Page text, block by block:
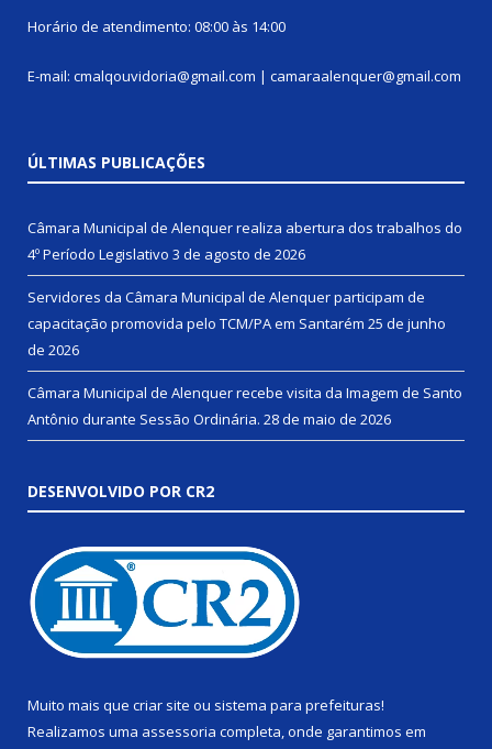
Horário de atendimento: 08:00 às 14:00
E-mail: cmalqouvidoria@gmail.com | camaraalenquer@gmail.com
ÚLTIMAS PUBLICAÇÕES
Câmara Municipal de Alenquer realiza abertura dos trabalhos do
4º Período Legislativo 3 de agosto de 2026
Servidores da Câmara Municipal de Alenquer participam de
capacitação promovida pelo TCM/PA em Santarém 25 de junho
de 2026
Câmara Municipal de Alenquer recebe visita da Imagem de Santo
Antônio durante Sessão Ordinária. 28 de maio de 2026
DESENVOLVIDO POR CR2
Muito mais que criar site ou sistema para prefeituras!
Realizamos uma assessoria completa, onde garantimos em